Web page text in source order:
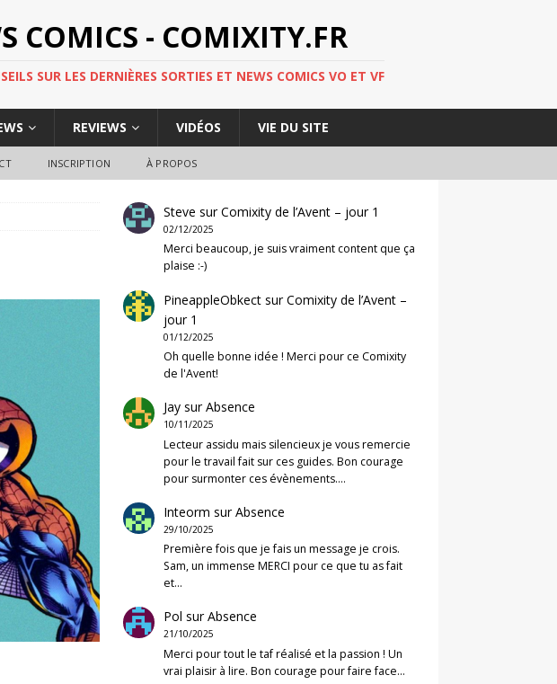
COMICS - COMIXITY.FR
SUR LES DERNIÈRES SORTIES ET NEWS COMICS VO ET VF
REVIEWS VIDÉOS VIE DU SITE
INSCRIPTION À PROPOS
Steve surComixity de l’Avent – jour 1
02/12/2025
Merci beaucoup, je suis vraiment content que ça
plaise :-)
PineappleObkect surComixity de l’Avent –
jour 1
01/12/2025
Oh quelle bonne idée ! Merci pour ce Comixity
de l'Avent!
Jay surAbsence
10/11/2025
Lecteur assidu mais silencieux je vous remercie
pour le travail fait sur ces guides. Bon courage
pour surmonter ces évènements.…
Inteorm surAbsence
29/10/2025
Première fois que je fais un message je crois.
Sam, un immense MERCI pour ce que tu as fait
et…
Pol surAbsence
21/10/2025
Merci pour tout le taf réalisé et la passion ! Un
vrai plaisir à lire. Bon courage pour faire face…